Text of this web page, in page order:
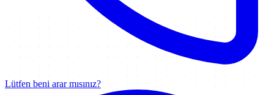
Lütfen beni arar mısınız?